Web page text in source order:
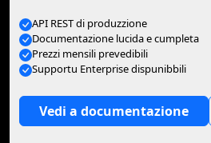
API REST di produzzione
Documentazione lucida e cumpleta
Prezzi mensili prevedibili
Supportu Enterprise dispunibbili
Vedi a documentazione